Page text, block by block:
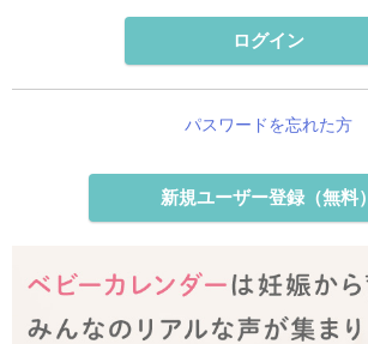
ログイン
パスワードを忘れた方
新規ユーザー登録（無料）